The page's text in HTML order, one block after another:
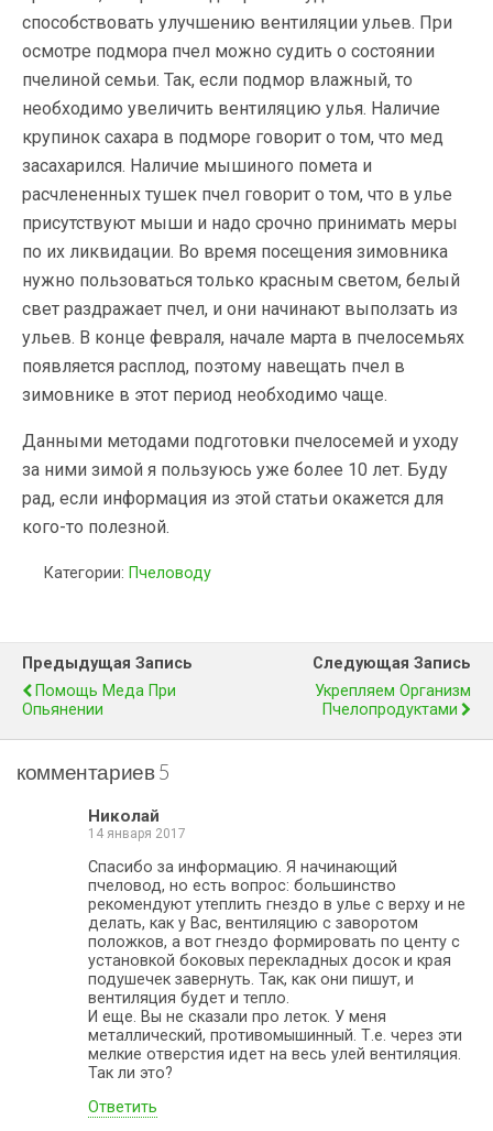
способствовать улучшению вентиляции ульев. При
осмотре подмора пчел можно судить о состоянии
пчелиной семьи. Так, если подмор влажный, то
необходимо увеличить вентиляцию улья. Наличие
крупинок сахара в подморе говорит о том, что мед
засахарился. Наличие мышиного помета и
расчлененных тушек пчел говорит о том, что в улье
присутствуют мыши и надо срочно принимать меры
по их ликвидации. Во время посещения зимовника
нужно пользоваться только красным светом, белый
свет раздражает пчел, и они начинают выползать из
ульев. В конце февраля, начале марта в пчелосемьях
появляется расплод, поэтому навещать пчел в
зимовнике в этот период необходимо чаще.
Данными методами подготовки пчелосемей и уходу
за ними зимой я пользуюсь уже более 10 лет. Буду
рад, если информация из этой статьи окажется для
кого-то полезной.
Категории: Пчеловоду
Предыдущая Запись
Помощь Меда При
Опьянении
Следующая Запись
Укрепляем Организм
Пчелопродуктами
комментариев 5
Николай
14 января 2017
Спасибо за информацию. Я начинающий
пчеловод, но есть вопрос: большинство
рекомендуют утеплить гнездо в улье с верху и не
делать, как у Вас, вентиляцию с заворотом
положков, а вот гнездо формировать по центу с
установкой боковых перекладных досок и края
подушечек завернуть. Так, как они пишут, и
вентиляция будет и тепло.
И еще. Вы не сказали про леток. У меня
металлический, противомышинный. Т.е. через эти
мелкие отверстия идет на весь улей вентиляция.
Так ли это?
Ответить